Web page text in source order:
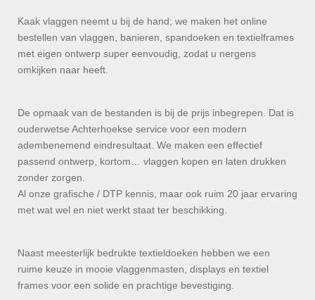
Kaak vlaggen neemt u bij de hand; we maken het online
bestellen van vlaggen, banieren, spandoeken en textielframes
met eigen ontwerp super eenvoudig, zodat u nergens
omkijken naar heeft.
De opmaak van de bestanden is bij de prijs inbegrepen. Dat is
ouderwetse Achterhoekse service voor een modern
adembenemend eindresultaat. We maken een effectief
passend ontwerp, kortom… vlaggen kopen en laten drukken
zonder zorgen.
Al onze grafische / DTP kennis, maar ook ruim 20 jaar ervaring
met wat wel en niet werkt staat ter beschikking.
Naast meesterlijk bedrukte textieldoeken hebben we een
ruime keuze in mooie vlaggenmasten, displays en textiel
frames voor een solide en prachtige bevestiging.